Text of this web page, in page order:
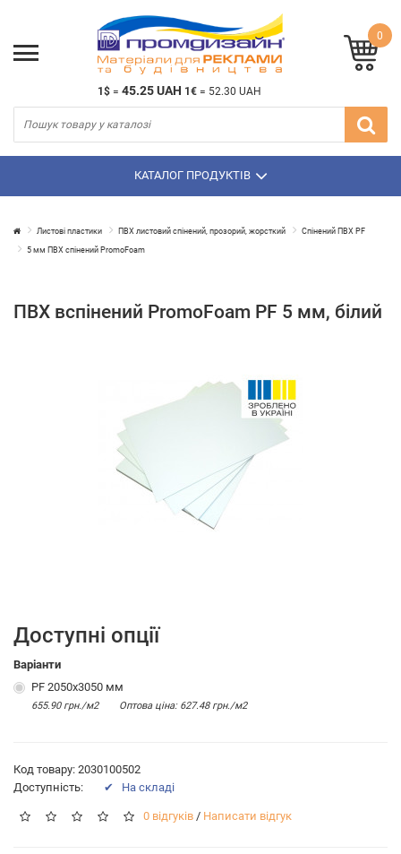
1$ = 45.25 UAH 1€ = 52.30 UAH
0
КАТАЛОГ ПРОДУКТІВ
Листові пластики ПВХ листовий спінений, прозорий, жорсткий Спінений ПВХ PF
5 мм ПВХ спінений PromoFoam
ПВХ вспінений PromoFoam PF 5 мм, білий
Доступні опції
Варіанти
PF 2050х3050 мм
655.90 грн./м2 Оптова цiна: 627.48 грн./м2
Код товару: 2030100502
Доступність:
✔ На складі
0 відгуків / Написати відгук